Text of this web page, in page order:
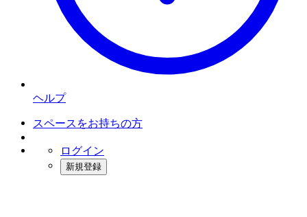
ヘルプ
スペースをお持ちの方
ログイン
新規登録